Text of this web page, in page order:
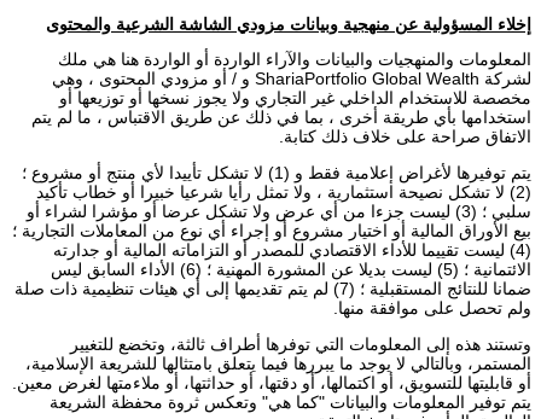
إخلاء المسؤولية عن منهجية وبيانات مزودي الشاشة الشرعية والمحتوى
المعلومات والمنهجيات والبيانات والآراء الواردة أو الواردة هنا هي ملك
لشركة ShariaPortfolio Global Wealth و / أو مزودي المحتوى ، وهي
مخصصة للاستخدام الداخلي غير التجاري ولا يجوز نسخها أو توزيعها أو
استخدامها بأي طريقة أخرى ، بما في ذلك عن طريق الاقتباس ، ما لم يتم
الاتفاق صراحة على خلاف ذلك كتابة.
يتم توفيرها لأغراض إعلامية فقط و (1) لا تشكل تأييدا لأي منتج أو مشروع ؛
(2) لا تشكل نصيحة استثمارية ، ولا تمثل رأيا شرعيا خبيرا أو خطاب تأكيد
سلبي ؛ (3) ليست جزءا من أي عرض ولا تشكل عرضا أو مؤشرا لشراء أو
بيع الأوراق المالية أو اختيار مشروع أو إجراء أي نوع من المعاملات التجارية ؛
(4) ليست تقييما للأداء الاقتصادي للمصدر أو التزاماته المالية أو جدارته
الائتمانية ؛ (5) ليست بديلا عن المشورة المهنية ؛ (6) الأداء السابق ليس
ضمانا للنتائج المستقبلية ؛ (7) لم يتم تقديمها إلى أي هيئات تنظيمية ذات صلة
ولم تحصل على موافقة منها.
وتستند هذه إلى المعلومات التي توفرها أطراف ثالثة، وتخضع للتغيير
المستمر، وبالتالي لا يوجد ما يبررها فيما يتعلق بامتثالها للشريعة الإسلامية،
أو قابليتها للتسويق، أو اكتمالها، أو دقتها، أو حداثتها، أو ملاءمتها لغرض معين.
يتم توفير المعلومات والبيانات "كما هي" وتعكس ثروة محفظة الشريعة